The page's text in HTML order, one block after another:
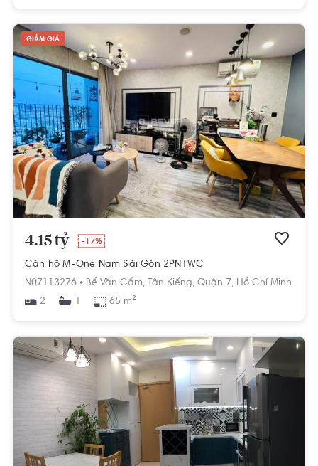
GIẢM GIÁ
4.15 tỷ -17%
Căn hộ M-One Nam Sài Gòn 2PN1WC
N07113276 • Bế Văn Cấm, Tân Kiểng, Quận 7, Hồ Chí Minh
2
1 65 m²